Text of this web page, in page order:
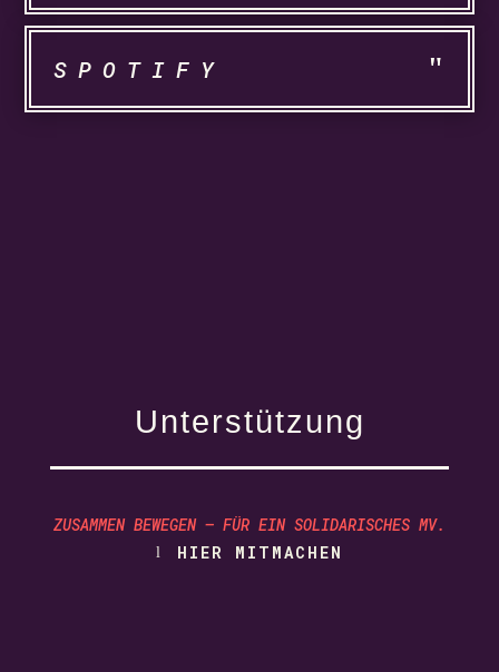
SPOTIFY
Unterstützung
ZUSAMMEN BEWEGEN – FÜR EIN SOLIDARISCHES MV.
HIER MITMACHEN